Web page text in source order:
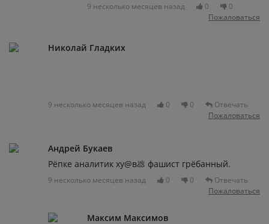
9 несколько месяцев назад 0
0
Пожаловаться
Николай Гладких
9 несколько месяцев назад 0 0
Отвечать
Пожаловаться
Андрей Букаев
Рёпке аналитик ху@в💩 фашист грёбанный.
9 несколько месяцев назад 0 0
Отвечать
Пожаловаться
Максим Максимов